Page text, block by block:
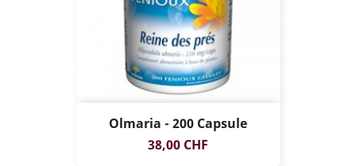
Olmaria - 200 Capsule
Prezzo
38,00 CHF